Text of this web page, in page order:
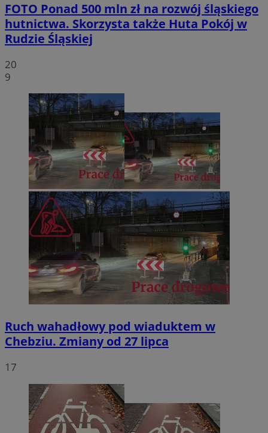
FOTO Ponad 500 mln zł na rozwój śląskiego
hutnictwa. Skorzysta także Huta Pokój w
Rudzie Śląskiej
20
9
Ruch wahadłowy pod wiaduktem w
Chebziu. Zmiany od 27 lipca
17